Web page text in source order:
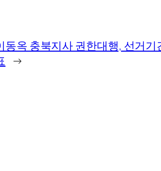
동옥 충북지사 권한대행, 선거
→